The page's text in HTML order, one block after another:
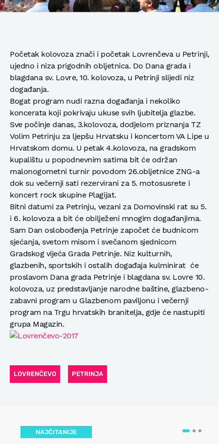
Početak kolovoza znači i početak Lovrenčeva u Petrinji,
ujedno i niza prigodnih obljetnica. Do Dana grada i
blagdana sv. Lovre, 10. kolovoza, u Petrinji slijedi niz
događanja.
Bogat program nudi razna događanja i nekoliko
koncerata koji pokrivaju ukuse svih ljubitelja glazbe.
Sve počinje danas, 3.kolovoza, dodjelom priznanja TZ
Volim Petrinju za ljepšu Hrvatsku i koncertom VA Lipe u
Hrvatskom domu. U petak 4.kolovoza, na gradskom
kupalištu u popodnevnim satima bit će održan
malonogometni turnir povodom 26.obljetnice ZNG-a
dok su večernji sati rezervirani za 5. motosusrete i
koncert rock skupine Plagijat.
Bitni datumi za Petrinju, vezani za Domovinski rat su 5.
i 6. kolovoza a bit će obilježeni mnogim događanjima.
Sam Dan oslobođenja Petrinje započet će budnicom
sjećanja, svetom misom i svečanom sjednicom
Gradskog vijeća Grada Petrinje. Niz kulturnih,
glazbenih, sportskih i ostalih događaja kulminirat će
proslavom Dana grada Petrinje i blagdana sv. Lovre 10.
kolovoza, uz predstavljanje narodne baštine, glazbeno-
zabavni program u Glazbenom paviljonu i večernji
program na Trgu hrvatskih branitelja, gdje će nastupiti
grupa Magazin.
LOVRENČEVO PETRINJA
NAJČITANIJE